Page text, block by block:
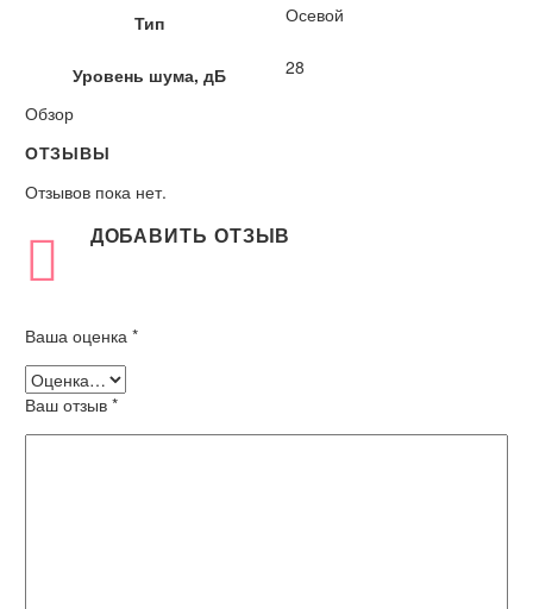
Тип Осевой
Уровень шума, дБ
28
Обзор
ОТЗЫВЫ
Отзывов пока нет.
ДОБАВИТЬ ОТЗЫВ
Ваша оценка *
Ваш отзыв *